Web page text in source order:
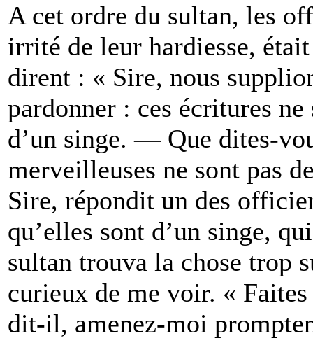
A cet ordre du sultan, les
irrité de leur hardiesse,
dirent : « Sire, nous
pardonner : ces écritures
d’un singe. — Que dites-
merveilleuses ne sont pas
Sire, répondit un des
qu’elles sont d’un singe,
sultan trouva la chose trop
curieux de me voir. «
dit-il, amenez-moi